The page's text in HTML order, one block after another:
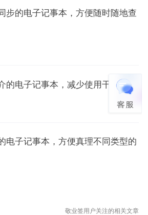
步的电子记事本，方便随时随地查
的电子记事本，减少使用干扰
电子记事本，方便真理不同类型的
敬业签用户关注的相关文章